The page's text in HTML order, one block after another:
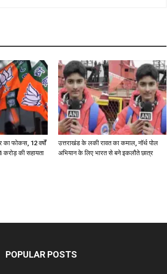
का फोकस, 12 वर्षों
करोड़ की सहायता
उत्तराखंड के लकी रावत का कमाल, नॉर्थ पोल
अभियान के लिए भारत से बने इकलौते छात्र
POPULAR POSTS